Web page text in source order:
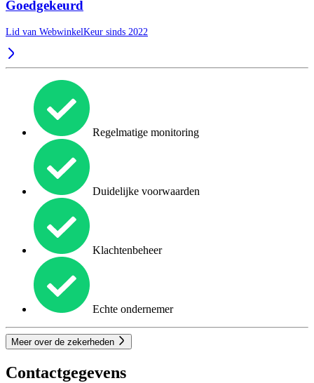
Goedgekeurd
Lid van WebwinkelKeur sinds 2022
Regelmatige monitoring
Duidelijke voorwaarden
Klachtenbeheer
Echte ondernemer
Meer over de zekerheden
Contactgegevens